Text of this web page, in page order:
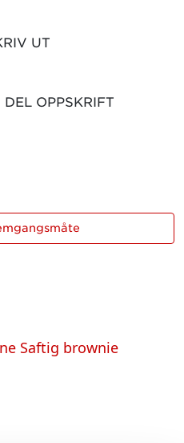
UT
DEL OPPSKRIFT
Saftig brownie